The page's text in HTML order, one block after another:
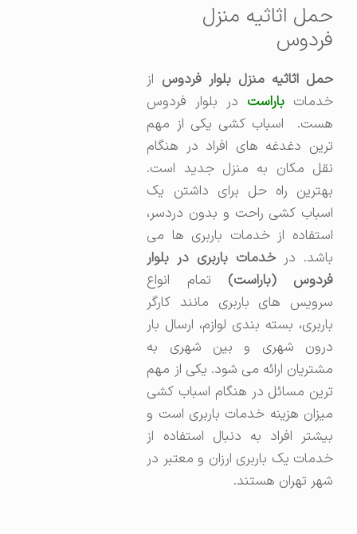
حمل اثاثیه منزل
فردوس
حمل اثاثیه منزل بلوار فردوساز
خدماتباراست در بلوار فردوس
هست. اسباب کشی یکی از مهم
ترین دغدغه های افراد در هنگام
نقل مکان به منزل جدید است.
بهترین راه حل برای داشتن یک
اسباب کشی راحت و بدون دردسر،
استفاده از خدمات باربری ها می
باشد. در خدمات باربری در بلوار
فردوس (باراست)تمام انواع
سرویس های باربری مانند کارگر
باربری، بسته بندی لوازم، ارسال بار
درون شهری و بین شهری به
مشتریان ارائه می شود. یکی از مهم
ترین مسائل در هنگام اسباب کشی
میزان هزینه خدمات باربری است و
بیشتر افراد به دنبال استفاده از
خدمات یک باربری ارزان و معتبر در
شهر تهران هستند.